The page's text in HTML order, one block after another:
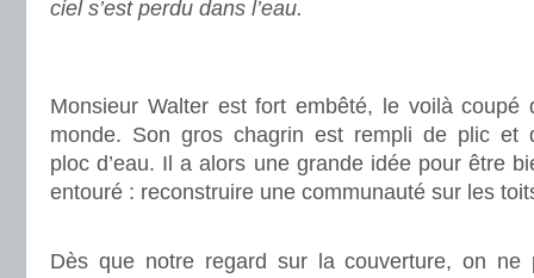
ciel s’est perdu dans l’eau.
Monsieur Walter est fort embêté, le voilà coupé
monde. Son gros chagrin est rempli de plic et
ploc d’eau. Il a alors une grande idée pour être
entouré : reconstruire une communauté sur les
Dès que notre regard sur la couverture, on ne